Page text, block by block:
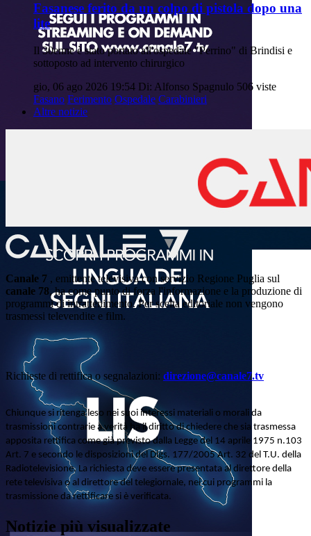
Fasanese ferito da un colpo di pistola dopo una
lite
Il 30enne è stato portato all'ospedale "Perrino" di Brindisi e
sottoposto ad intervento chirurgico
gio, 06 ago 2026 19:54 Di: Alfonso Spagnulo 506 viste
Fasano Ferimento Ospedale Carabinieri
Altre notizie
Canale 7 , emittente televisiva con servizio Regione Puglia sul
canale 78, ha come punto di forza l'informazione e la produzione di
programmi di intrattenimento. Per scelta editoriale non vengono
trasmessi televendite e film.
Richieste di rettifica o segnalazioni: direzione@canale7.tv
Chiunque si ritenga leso nei suoi interessi materiali o morali da
trasmissioni contrarie a verità ha il diritto di chiedere che sia trasmessa
apposita rettifica come già previsto dalla Legge del 14 aprile 1975 n.103
Art. 7 e secondo le disposizioni del Dlgs. 177/2005 Art. 32 del T.U. della
Radiotelevisione. La richiesta deve essere presentata al direttore della
rete televisiva o al direttore del telegiornale, nei cui programmi la
trasmissione da rettificare si è verificata.
Notizie più visualizzate